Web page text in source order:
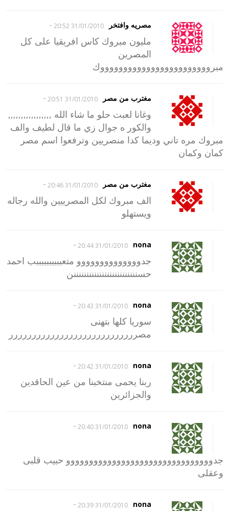
مصريه وافتخر 31/01/2010 20:52
-
مليون مبروك كاس افريقيا على كل
المصرين
مبرووووووووووووووووووووووووك
مغترب من مصر 31/01/2010 20:51
-
وغانا لعبت حلو ما شاء الله ,,,,,,,,,,,,,,,,,
والكور ه جوال زي ما قال لطيف والف
مبروك مره تاني وديما كدا منصريين وترفعوا اسم مصر
كمان وكمان
مغترب من مصر 31/01/2010 20:46
-
الف مبروك لكل المصرييين والله رجاله
ويستهلو
nona
31/01/2010 20:44
-
جدوووووووووووووو متعببببببببببب احمد
حسنننننننننننننننننننننننننن
nona
31/01/2010 20:43
-
سوريا كلها بتهنى
مصرررررررررررررررررررررررررررر
nona
31/01/2010 20:42
-
ربنا يحمى منتخبنا من عين الحاقدين
والجزائرين
nona
31/01/2010 20:40
-
جدوووووووووووووووووووووووووووووووو حبيب قلبى
وعقلى
nona
31/01/2010 20:39
-